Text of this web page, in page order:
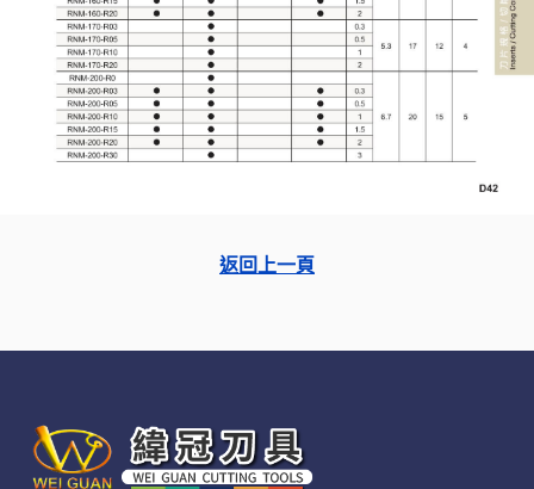
返回上一頁